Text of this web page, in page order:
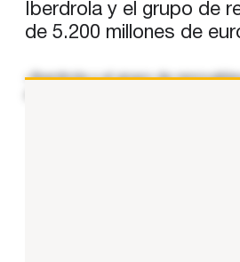
Iberdrola y el grupo de
de 5.200 millones de
«Iberdrola y el grupo de